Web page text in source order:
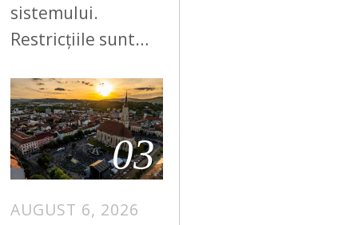
sistemului.
Restricțiile sunt…
03
AUGUST 6, 2026